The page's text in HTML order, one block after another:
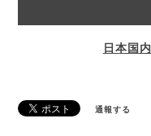
日本国
通報する